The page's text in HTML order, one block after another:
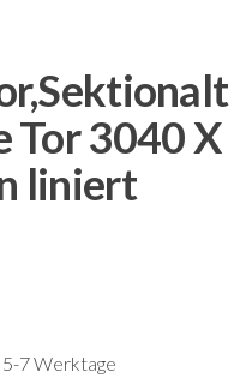
Tor 3040 X
liniert
7 Werktage